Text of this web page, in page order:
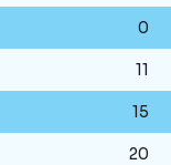
0
11
15
20